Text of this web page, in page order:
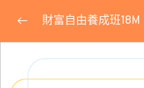
課程公告
財富自由養成班18M